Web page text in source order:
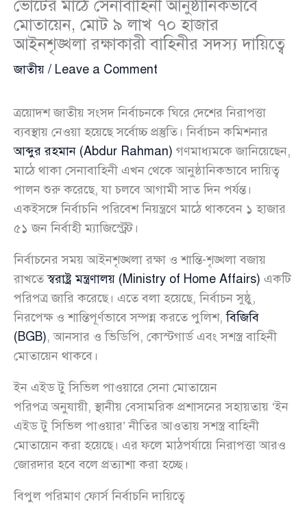
ভোটের মাঠে সেনাবাহিনী আনুষ্ঠানিকভাবে
মোতায়েন, মোট ৯ লাখ ৭০ হাজার
আইনশৃঙ্খলা রক্ষাকারী বাহিনীর সদস্য দায়িত্বে
জাতীয় / Leave a Comment
ত্রয়োদশ জাতীয় সংসদ নির্বাচনকে ঘিরে দেশের নিরাপত্তা
ব্যবস্থায় নেওয়া হয়েছে সর্বোচ্চ প্রস্তুতি। নির্বাচন কমিশনার
আব্দুর রহমান (Abdur Rahman) গণমাধ্যমকে জানিয়েছেন,
মাঠে থাকা সেনাবাহিনী এখন থেকে আনুষ্ঠানিকভাবে দায়িত্ব
পালন শুরু করেছে, যা চলবে আগামী সাত দিন পর্যন্ত।
একইসঙ্গে নির্বাচনি পরিবেশ নিয়ন্ত্রণে মাঠে থাকবেন ১ হাজার
৫১ জন নির্বাহী ম্যাজিস্ট্রেট।
নির্বাচনের সময় আইনশৃঙ্খলা রক্ষা ও শান্তি-শৃঙ্খলা বজায়
রাখতেস্বরাষ্ট্র মন্ত্রণালয় (Ministry of Home Affairs) একটি
পরিপত্র জারি করেছে। এতে বলা হয়েছে, নির্বাচন সুষ্ঠু,
নিরপেক্ষ ও শান্তিপূর্ণভাবে সম্পন্ন করতে পুলিশ,বিজিবি
(BGB), আনসার ও ভিডিপি, কোস্টগার্ড এবং সশস্ত্র বাহিনী
মোতায়েন থাকবে।
ইন এইড টু সিভিল পাওয়ারে সেনা মোতায়েন
পরিপত্র অনুযায়ী, স্থানীয় বেসামরিক প্রশাসনের সহায়তায় ‘ইন
এইড টু সিভিল পাওয়ার’ নীতির আওতায় সশস্ত্র বাহিনী
মোতায়েন করা হয়েছে। এর ফলে মাঠপর্যায়ে নিরাপত্তা আরও
জোরদার হবে বলে প্রত্যাশা করা হচ্ছে।
বিপুল পরিমাণ ফোর্স নির্বাচনি দায়িত্বে